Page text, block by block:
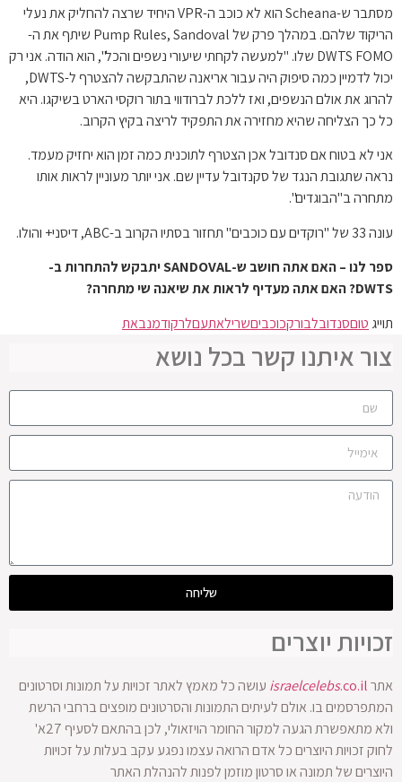
מסתבר ש-Scheana הוא לא כוכב ה-VPR היחיד שרצה להחליק את נעלי
הריקוד שלהם. במהלך פרק של Pump Rules, Sandoval שיתף את ה-
DWTS FOMO שלו. "למעשה לקחתי שיעורי נשפים והכל", הוא הודה. אני רק
יכול לדמיין כמה סיפוק היה עבור אריאנה שהתבקשה להצטרף ל-DWTS,
להרוג את אולם הנשפים, ואז ללכת לברודווי בתור רוקסי הארט בשיקגו. היא
כל כך הצליחה שהיא מחזירה את התפקיד לריצה בקיץ הקרוב.
אני לא בטוח אם סנדובל אכן הצטרף לתוכנית כמה זמן הוא יחזיק מעמד.
נראה שתגובת הנגד של סקנדובל עדיין שם. אני יותר מעוניין לראות אותו
מתחרה ב"הבוגדים".
עונה 33 של "רוקדים עם כוכבים" תחזור בסתיו הקרוב ב-ABC, דיסני+ והולו.
ספר לנו – האם אתה חושב ש-SANDOVAL יתבקש להתחרות ב-
DWTS? האם אתה מעדיף לראות את שיאנה שי מתחרה?
תוייג טוםסנדובלבורקכוכביםשרילאתעםלרקודמנבאת
צור איתנו קשר בכל נושא
שליחה
זכויות יוצרים
אתר israelcelebs.co.il
עושה כל מאמץ לאתר זכויות על תמונות וסרטונים
המתפרסמים בו. אולם לעיתים התמונות והסרטונים מופצים ברחבי הרשת
ולא מתאפשרת הגעה למקור החומר הויזאולי, לכן בהתאם לסעיף 27א'
לחוק זכויות היוצרים כל אדם הרואה עצמו נפגע עקב בעלות על זכויות
היוצרים של תמונה או סרטון מוזמן לפנות להנהלת האתר